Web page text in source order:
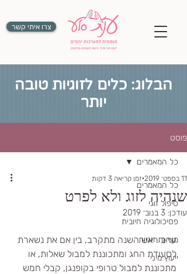
צרו איתי קשר
הבלוג: כלים לזוגיות טובה
יותר
פוסט
כל המאמרים
טיפול זוגי
פסיכולוגיה חיובית
מציאת זוגיות
ייעוץ מיני
כל המאמרים
שנהיה לזוג ולא לפרט
11 בספט׳ 2019 זמן קריאה 3 דקות
עודכן: 3 בנוב׳ 2019
ערב ראש השנה מתקרב, בין אם את נשארת
לסעודת החג ומתכוננת למבול שאלות, או
מתכוננת למבול טרופי בקופנגן, קבלי חמש